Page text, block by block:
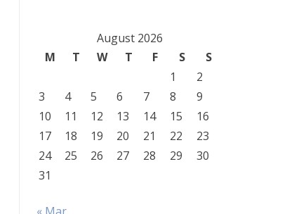
August 2026
M
T W T F S
S
1
2
3
4 5 6 7 8
9
10
11 12 13 14 15
16
17
18 19 20 21 22
23
24
25 26 27 28 29
30
31